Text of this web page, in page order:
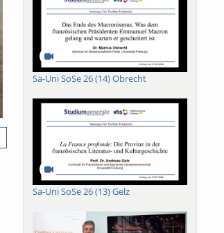
Sa-Uni SoSe 26 (14) Obrecht
Sa-Uni SoSe 26 (13) Gelz